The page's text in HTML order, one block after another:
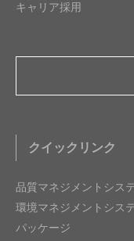
キャリア採用
クイックリンク
品質マネジメントシス
環境マネジメントシス
パッケージ